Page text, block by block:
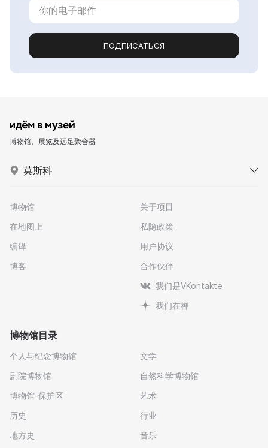
ПОДПИСАТЬСЯ
博物馆、展览及远足聚合器
莫斯科
博物馆
在地图上
编译
博客
关于项目
私隐政策
用户协议
合作伙伴
我们是VKontakte
我们在禅
博物馆目录
个人与纪念博物馆
剧院博物馆
博物馆-保护区
历史
地方史
文学
自然科学博物馆
艺术
行业
音乐